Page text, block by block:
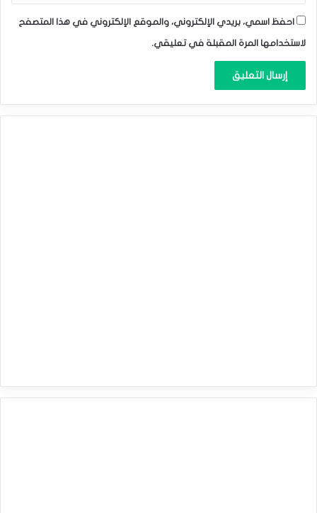
احفظ اسمي، بريدي الإلكتروني، والموقع الإلكتروني في هذا المتصفح
لاستخدامها المرة المقبلة في تعليقي.